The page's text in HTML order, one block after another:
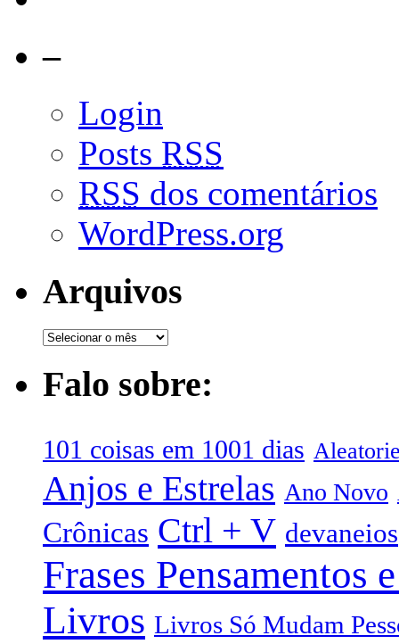
–
Login
Posts RSS
RSS dos comentários
WordPress.org
Arquivos
Falo sobre:
101 coisas em 1001 dias
Anjos e Estrelas Ano Novo
Crônicas Ctrl + V devaneios
Frases Pensamentos
Livros Livros Só Mudam